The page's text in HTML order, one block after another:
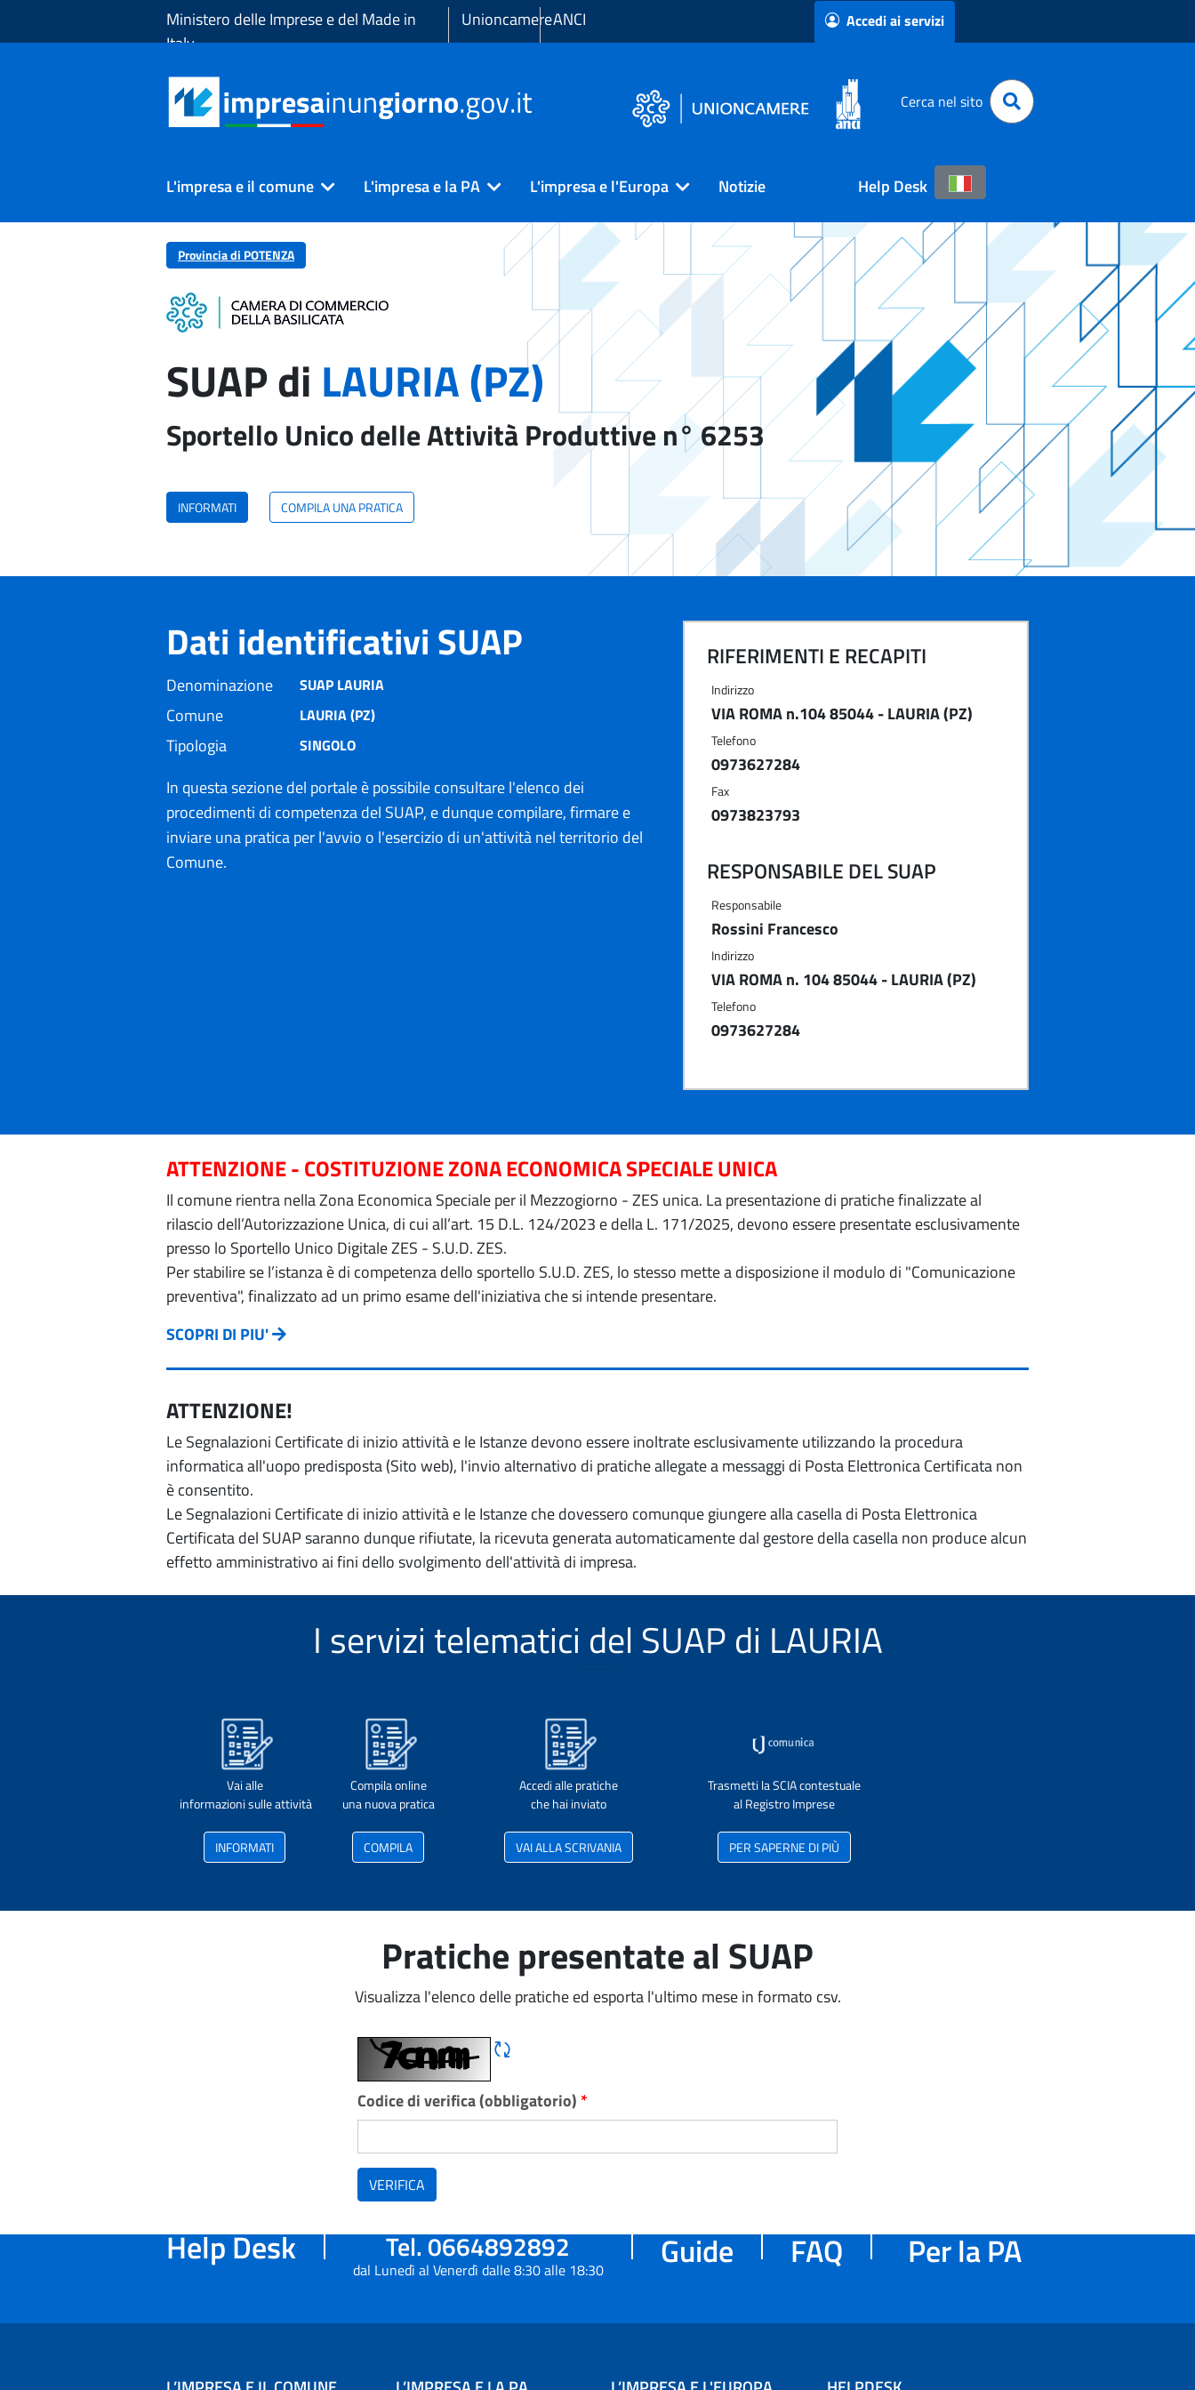
Ministero delle Imprese e del Made in
Italy
UnioncamereANCI Accedi ai servizi
Cerca nel sito
L'impresa e il comune L'impresa e la PA L'impresa e l'Europa Notizie Help Desk
Provincia di POTENZA
SUAP di LAURIA (PZ)
Sportello Unico delle Attività Produttive n° 6253
INFORMATI COMPILA UNA PRATICA
Dati identificativi SUAP
Denominazione SUAP LAURIA
Comune LAURIA (PZ)
Tipologia SINGOLO
In questa sezione del portale è possibile consultare l'elenco dei
procedimenti di competenza del SUAP, e dunque compilare, firmare e
inviare una pratica per l'avvio o l'esercizio di un'attività nel territorio del
Comune.
RIFERIMENTI E RECAPITI
Indirizzo
VIA ROMA n.104 85044 - LAURIA (PZ)
Telefono
0973627284
Fax
0973823793
RESPONSABILE DEL SUAP
Responsabile
Rossini Francesco
Indirizzo
VIA ROMA n. 104 85044 - LAURIA (PZ)
Telefono
0973627284
ATTENZIONE - COSTITUZIONE ZONA ECONOMICA SPECIALE UNICA
Il comune rientra nella Zona Economica Speciale per il Mezzogiorno - ZES unica. La presentazione di pratiche finalizzate al
rilascio dell’Autorizzazione Unica, di cui all’art. 15 D.L. 124/2023 e della L. 171/2025, devono essere presentate esclusivamente
presso lo Sportello Unico Digitale ZES - S.U.D. ZES.
Per stabilire se l’istanza è di competenza dello sportello S.U.D. ZES, lo stesso mette a disposizione il modulo di "Comunicazione
preventiva", finalizzato ad un primo esame dell'iniziativa che si intende presentare.
SCOPRI DI PIU'
ATTENZIONE!
Le Segnalazioni Certificate di inizio attività e le Istanze devono essere inoltrate esclusivamente utilizzando la procedura
informatica all'uopo predisposta (Sito web), l'invio alternativo di pratiche allegate a messaggi di Posta Elettronica Certificata non
è consentito.
Le Segnalazioni Certificate di inizio attività e le Istanze che dovessero comunque giungere alla casella di Posta Elettronica
Certificata del SUAP saranno dunque rifiutate, la ricevuta generata automaticamente dal gestore della casella non produce alcun
effetto amministrativo ai fini dello svolgimento dell'attività di impresa.
I servizi telematici del SUAP di LAURIA
Vai alle
informazioni sulle attività
INFORMATI
Compila online
una nuova pratica
COMPILA
Accedi alle pratiche
che hai inviato
VAI ALLA SCRIVANIA
Trasmetti la SCIA contestuale
al Registro Imprese
PER SAPERNE DI PIÙ
Pratiche presentate al SUAP
Visualizza l'elenco delle pratiche ed esporta l'ultimo mese in formato csv.
Rigene CAPTCHA
Codice di verifica (obbligatorio) *
VERIFICA
Help Desk Tel. 0664892892
dal Lunedì al Venerdì dalle 8:30 alle 18:30 Guide FAQ Per la PA